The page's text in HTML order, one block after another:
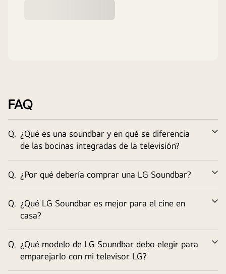
FAQ
Q. ¿Qué es una soundbar y en qué se diferencia
de las bocinas integradas de la televisión?
Q. ¿Por qué debería comprar una LG Soundbar?
Q. ¿Qué LG Soundbar es mejor para el cine en
casa?
Q. ¿Qué modelo de LG Soundbar debo elegir para
emparejarlo con mi televisor LG?